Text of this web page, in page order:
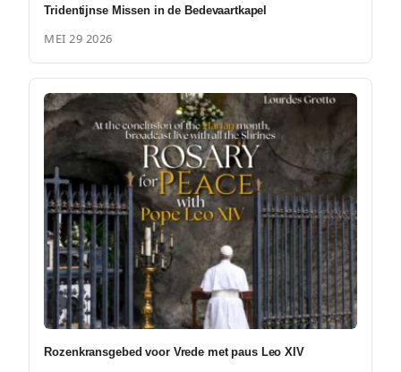
Tridentijnse Missen in de Bedevaartkapel
MEI 29 2026
Rozenkransgebed voor Vrede met paus Leo XIV